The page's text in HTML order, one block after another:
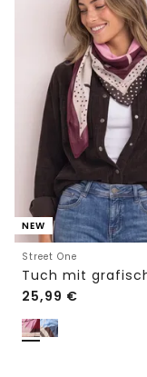
NEW
Street One
25,99 €